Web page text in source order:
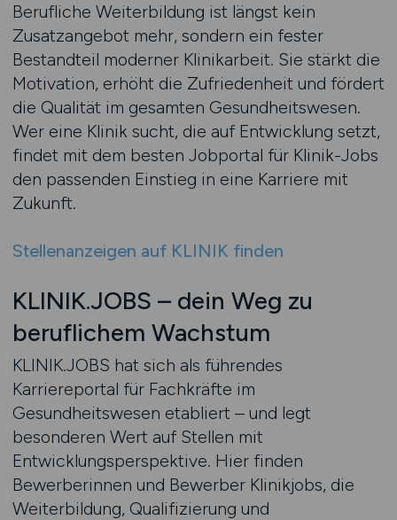
Berufliche Weiterbildung ist längst kein
Zusatzangebot mehr, sondern ein fester
Bestandteil moderner Klinikarbeit. Sie stärkt die
Motivation, erhöht die Zufriedenheit und fördert
die Qualität im gesamten Gesundheitswesen.
Wer eine Klinik sucht, die auf Entwicklung setzt,
findet mit dem besten Jobportal für Klinik-Jobs
den passenden Einstieg in eine Karriere mit
Zukunft.
Stellenanzeigen auf KLINIK finden
KLINIK.JOBS – dein Weg zu
beruflichem Wachstum
KLINIK.JOBS hat sich als führendes
Karriereportal für Fachkräfte im
Gesundheitswesen etabliert – und legt
besonderen Wert auf Stellen mit
Entwicklungsperspektive. Hier finden
Bewerberinnen und Bewerber Klinikjobs, die
Weiterbildung, Qualifizierung und